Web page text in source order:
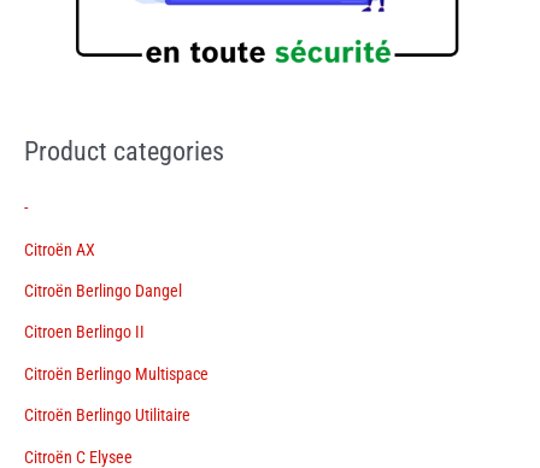
Product categories
-
Citroën AX
Citroën Berlingo Dangel
Citroen Berlingo II
Citroën Berlingo Multispace
Citroën Berlingo Utilitaire
Citroën C Elysee